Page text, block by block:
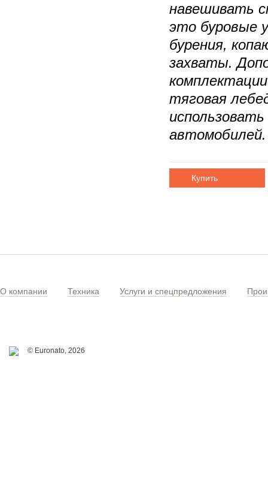
навешивать
это буровые
бурения,
захваты.
тяговая
Купить
О компании Техника Услуги и спецпредложения
© Euronato, 2026